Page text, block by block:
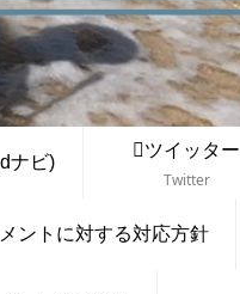
ナビ)
ツイッター
Twitter
ントに対する対応方針